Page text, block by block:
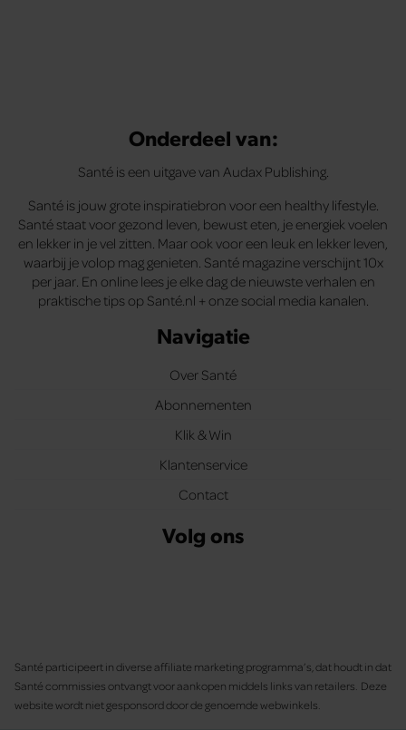
Onderdeel van:
Santé is een uitgave van Audax Publishing.
Santé is jouw grote inspiratiebron voor een healthy lifestyle.
Santé staat voor gezond leven, bewust eten, je energiek voelen
en lekker in je vel zitten. Maar ook voor een leuk en lekker leven,
waarbij je volop mag genieten. Santé magazine verschijnt 10x
per jaar. En online lees je elke dag de nieuwste verhalen en
praktische tips op Santé.nl + onze social media kanalen.
Navigatie
Over Santé
Abonnementen
Klik & Win
Klantenservice
Contact
Volg ons
Santé participeert in diverse affiliate marketing programma’s, dat houdt in dat
Santé commissies ontvangt voor aankopen middels links van retailers. Deze
website wordt niet gesponsord door de genoemde webwinkels.